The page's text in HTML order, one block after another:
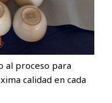
al proceso para
calidad en cada